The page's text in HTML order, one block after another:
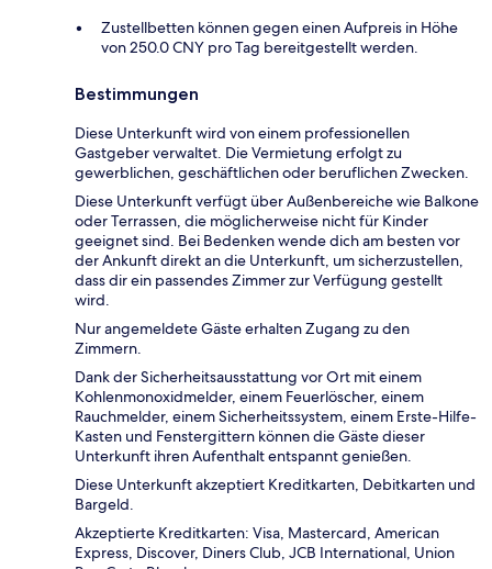
Zustellbetten können gegen einen Aufpreis in Höhe
von 250.0 CNY pro Tag bereitgestellt werden.
Bestimmungen
Diese Unterkunft wird von einem professionellen
Gastgeber verwaltet. Die Vermietung erfolgt zu
gewerblichen, geschäftlichen oder beruflichen Zwecken.
Diese Unterkunft verfügt über Außenbereiche wie Balkone
oder Terrassen, die möglicherweise nicht für Kinder
geeignet sind. Bei Bedenken wende dich am besten vor
der Ankunft direkt an die Unterkunft, um sicherzustellen,
dass dir ein passendes Zimmer zur Verfügung gestellt
wird.
Nur angemeldete Gäste erhalten Zugang zu den
Zimmern.
Dank der Sicherheitsausstattung vor Ort mit einem
Kohlenmonoxidmelder, einem Feuerlöscher, einem
Rauchmelder, einem Sicherheitssystem, einem Erste-Hilfe-
Kasten und Fenstergittern können die Gäste dieser
Unterkunft ihren Aufenthalt entspannt genießen.
Diese Unterkunft akzeptiert Kreditkarten, Debitkarten und
Bargeld.
Akzeptierte Kreditkarten: Visa, Mastercard, American
Express, Discover, Diners Club, JCB International, Union